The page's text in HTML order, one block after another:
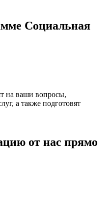
Социальная
на ваши вопросы,
а также подготовят
от нас прямо